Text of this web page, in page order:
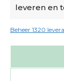
leveren en
Beheer 1320
€6,50-€7,50